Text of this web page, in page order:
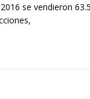
se vendieron